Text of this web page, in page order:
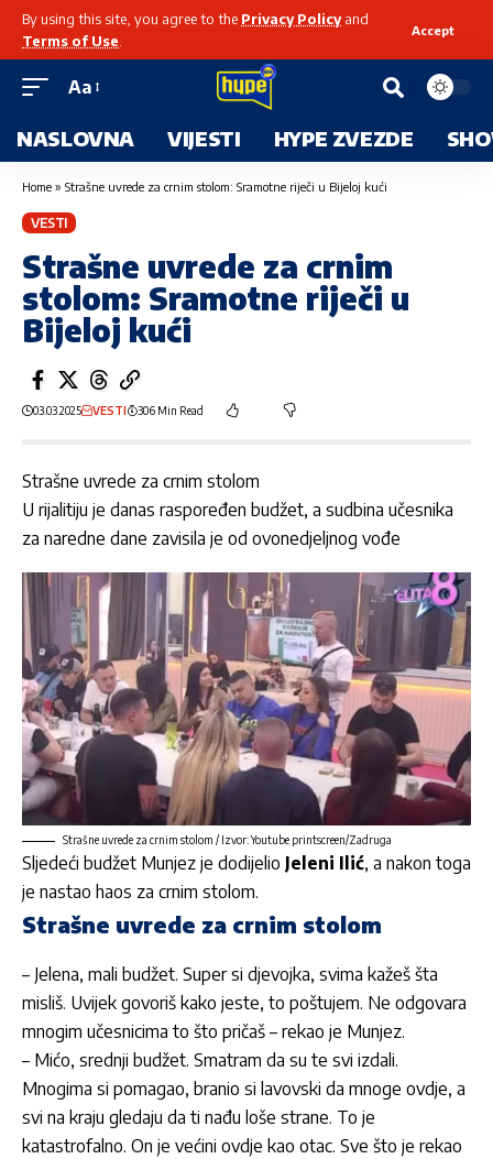
By using this site, you agree to the Privacy Policyand
Terms of Use
Accept
Aa
NASLOVNA VIJESTI HYPE ZVEZDE
Home » Strašne uvrede za crnim stolom: Sramotne riječi u Bijeloj kući
VESTI
Strašne uvrede za crnim
stolom: Sramotne riječi u
Bijeloj kući
03.03.2025 VESTI 306 Min Read
Strašne uvrede za crnim stolom
U rijalitiju je danas raspoređen budžet, a sudbina učesnika
za naredne dane zavisila je od ovonedjeljnog vođe
Strašne uvrede za crnim stolom / Izvor: Youtube printscreen/Zadruga
Sljedeći budžet Munjez je dodijelio Jeleni Ilić, a nakon toga
je nastao haos za crnim stolom.
Strašne uvrede za crnim stolom
– Jelena, mali budžet. Super si djevojka, svima kažeš šta
misliš. Uvijek govoriš kako jeste, to poštujem. Ne odgovara
mnogim učesnicima to što pričaš – rekao je Munjez.
– Mićo, srednji budžet. Smatram da su te svi izdali.
Mnogima si pomagao, branio si lavovski da mnoge ovdje, a
svi na kraju gledaju da ti nađu loše strane. To je
katastrofalno. On je većini ovdje kao otac. Sve što je rekao